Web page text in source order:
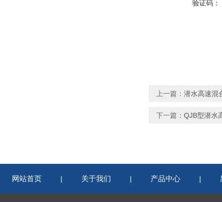
验证码：
上一篇： 潜水高速混
下一篇： QJB型潜水
网站首页 | 关于我们 | 产品中心 |